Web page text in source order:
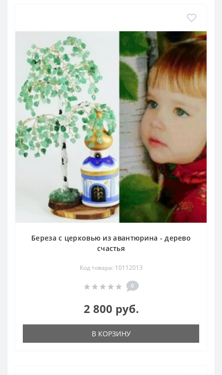
Береза с церковью из авантюрина - дерево
счастья
Код товара: 10112013
0
2 800 руб.
В КОРЗИНУ